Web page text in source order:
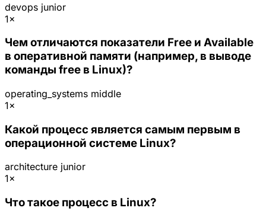
devops junior
1×
Чем отличаются показатели Free и Available
в оперативной памяти (например, в выводе
команды free в Linux)?
operating_systems middle
1×
Какой процесс является самым первым в
операционной системе Linux?
architecture junior
1×
Что такое процесс в Linux?